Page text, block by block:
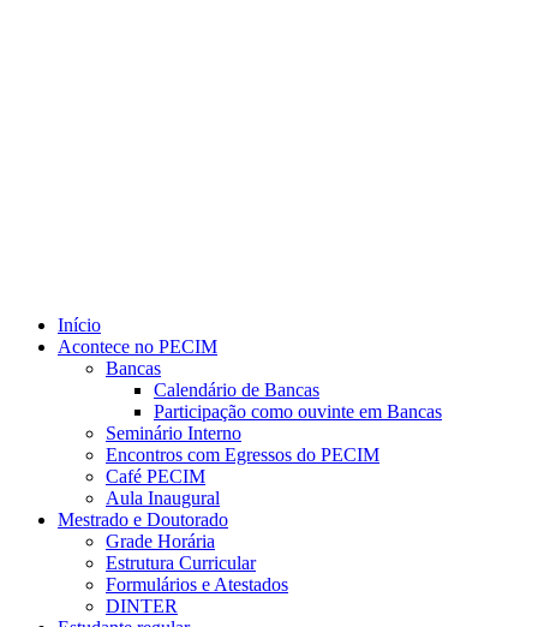
Início
Acontece no PECIM
Bancas
Calendário de Bancas
Participação como ouvinte em Bancas
Seminário Interno
Encontros com Egressos do PECIM
Café PECIM
Aula Inaugural
Mestrado e Doutorado
Grade Horária
Estrutura Curricular
Formulários e Atestados
DINTER